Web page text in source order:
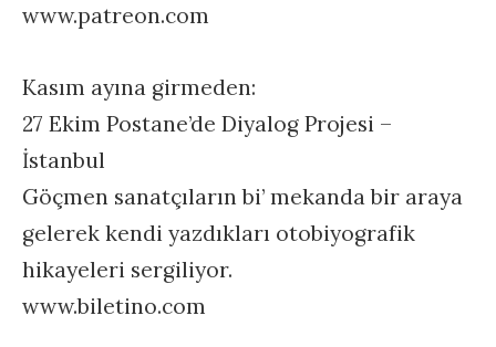
www.patreon.com
Kasım ayına girmeden:
27 Ekim Postane’de Diyalog Projesi –
İstanbul
Göçmen sanatçıların bi’ mekanda bir araya
gelerek kendi yazdıkları otobiyografik
hikayeleri sergiliyor.
www.biletino.com